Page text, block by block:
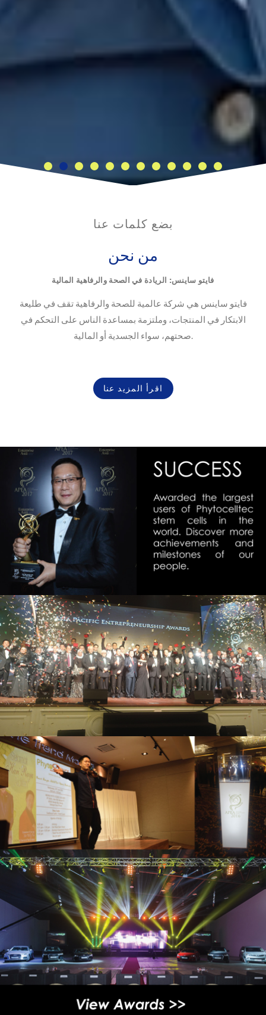
بضع كلمات عنا
من نحن
فايتو ساينس: الريادة في الصحة والرفاهية المالية
فايتو ساينس هي شركة عالمية للصحة والرفاهية تقف في طليعة
الابتكار في المنتجات، وملتزمة بمساعدة الناس على التحكم في
صحتهم، سواء الجسدية أو المالية.
اقرأ المزيد عنا